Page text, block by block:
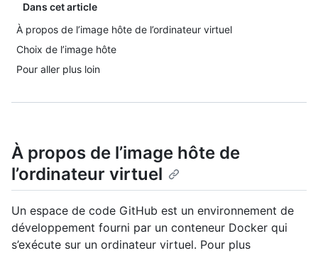
Dans cet article
À propos de l’image hôte de l’ordinateur virtuel
Choix de l’image hôte
Pour aller plus loin
À propos de l’image hôte de
l’ordinateur virtuel
Un espace de code GitHub est un environnement de
développement fourni par un conteneur Docker qui
s’exécute sur un ordinateur virtuel. Pour plus